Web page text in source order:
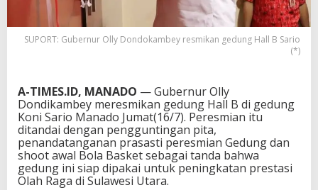
SUPORT: Gubernur Olly Dondokambey resmikan gedung Hall B Sario
(*)
A-TIMES.ID, MANADO — Gubernur Olly
Dondikambey meresmikan gedung Hall B di gedung
Koni Sario Manado Jumat(16/7). Peresmian itu
ditandai dengan pengguntingan pita,
penandatanganan prasasti peresmian Gedung dan
shoot awal Bola Basket sebagai tanda bahwa
gedung ini siap dipakai untuk peningkatan prestasi
Olah Raga di Sulawesi Utara.